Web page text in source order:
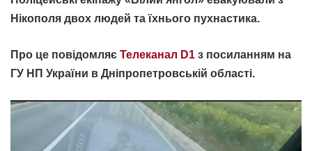
Нікополя двох людей та їхнього пухнастика.
Про це повідомляє Телеканал D1 з посиланням на
ГУ НП України в Дніпропетровській області.
Відеопрогравач